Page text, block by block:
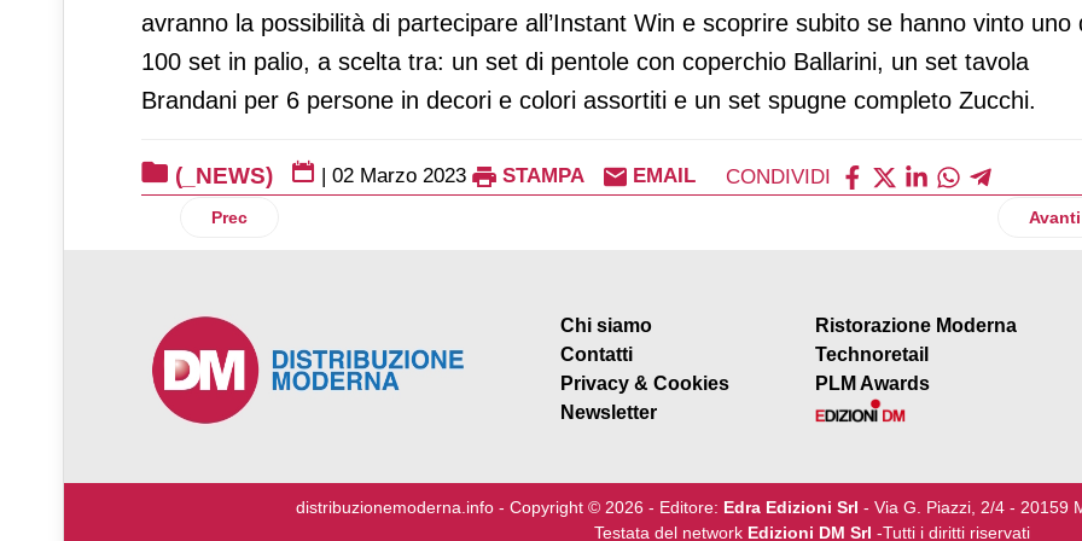
avranno la possibilità di partecipare all’Instant Win e scoprire subito se hanno vinto uno
100 set in palio, a scelta tra: un set di pentole con coperchio Ballarini, un set tavola
Brandani per 6 persone in decori e colori assortiti e un set spugne completo Zucchi.
(_NEWS) | 02 Marzo 2023 STAMPA EMAIL CONDIVIDI
Articolo precedente: Heura sfida le dinamiche di settore
Prec Avanti
Chi siamo
Contatti
Privacy & Cookies
Newsletter
Ristorazione Moderna
Technoretail
PLM Awards
distribuzionemoderna.info - Copyright © 2026 - Editore: Edra Edizioni Srl - Via G. Piazzi, 2/4 - 20159
Testata del network Edizioni DM Srl -Tutti i diritti riservati